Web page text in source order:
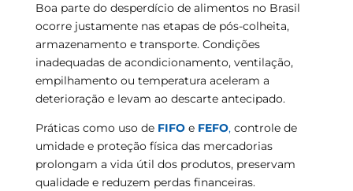
Boa parte do desperdício de alimentos no Brasil
ocorre justamente nas etapas de pós-colheita,
armazenamento e transporte. Condições
inadequadas de acondicionamento, ventilação,
empilhamento ou temperatura aceleram a
deterioração e levam ao descarte antecipado.
Práticas como uso de FIFOe FEFO,controle de
umidade e proteção física das mercadorias
prolongam a vida útil dos produtos, preservam
qualidade e reduzem perdas financeiras.